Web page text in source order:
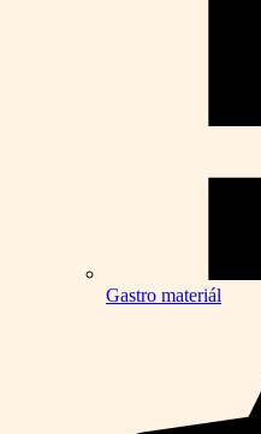
Gastro materiál